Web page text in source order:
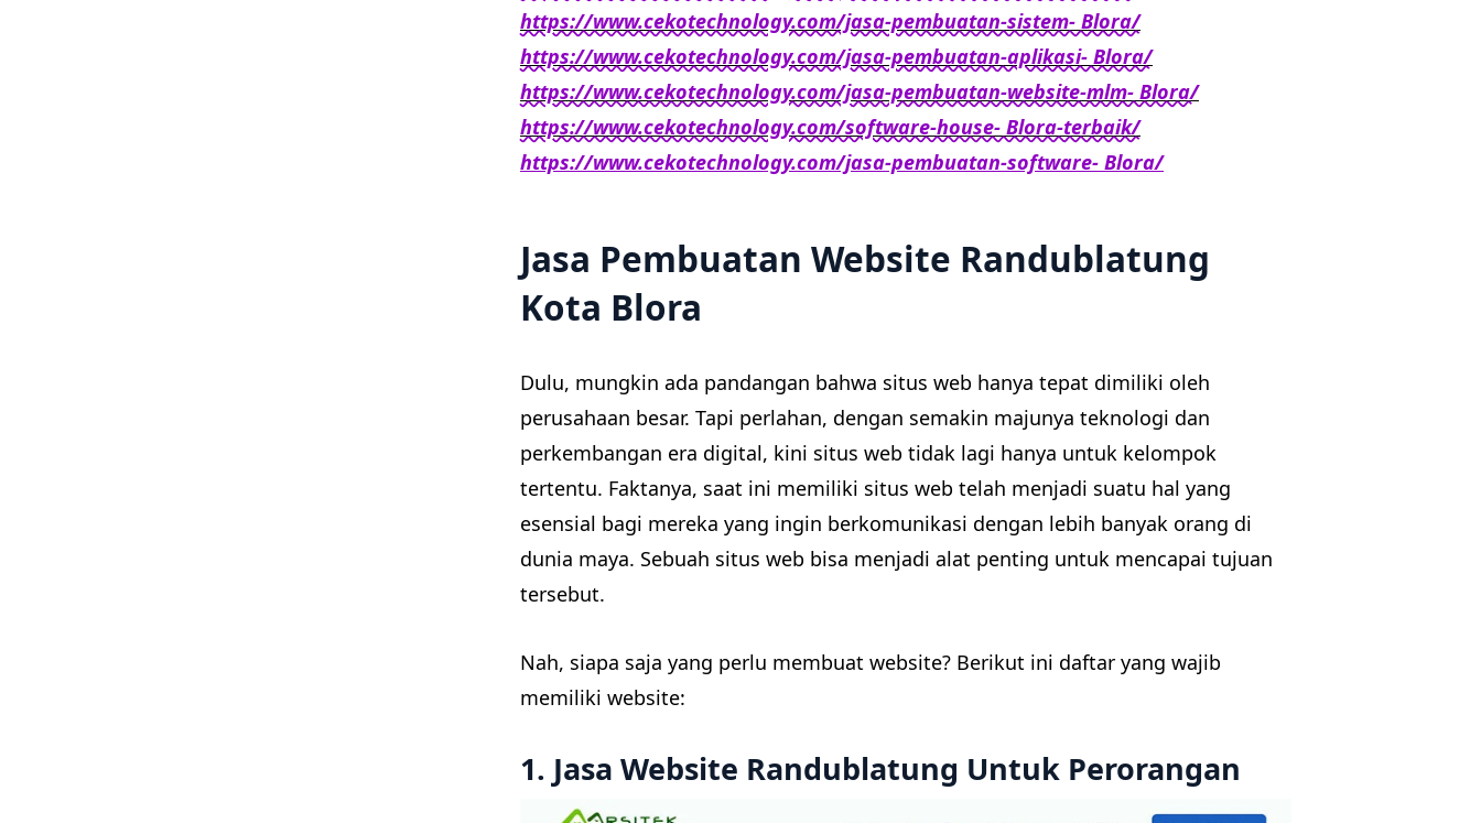
https://www.cekotechnology.com/jasa-pembuatan-sistem- Blora/
https://www.cekotechnology.com/jasa-pembuatan-aplikasi- Blora/
https://www.cekotechnology.com/jasa-pembuatan-website-mlm- Blora/
https://www.cekotechnology.com/software-house- Blora-terbaik/
https://www.cekotechnology.com/jasa-pembuatan-software- Blora/
Jasa Pembuatan Website Randublatung
Kota Blora
Dulu, mungkin ada pandangan bahwa situs web hanya tepat dimiliki oleh
perusahaan besar. Tapi perlahan, dengan semakin majunya teknologi dan
perkembangan era digital, kini situs web tidak lagi hanya untuk kelompok
tertentu. Faktanya, saat ini memiliki situs web telah menjadi suatu hal yang
esensial bagi mereka yang ingin berkomunikasi dengan lebih banyak orang di
dunia maya. Sebuah situs web bisa menjadi alat penting untuk mencapai tujuan
tersebut.
Nah, siapa saja yang perlu membuat website? Berikut ini daftar yang wajib
memiliki website:
1. Jasa Website Randublatung Untuk Perorangan